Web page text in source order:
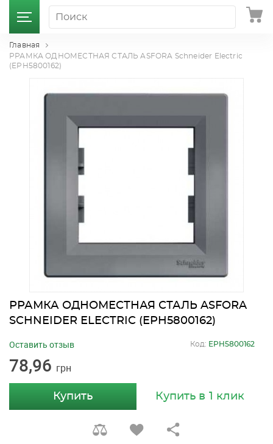
Главная
РРАМКА ОДНОМЕСТНАЯ СТАЛЬ ASFORA Schneider Electric
(EPH5800162)
РРАМКА ОДНОМЕСТНАЯ СТАЛЬ ASFORA
SCHNEIDER ELECTRIC (EPH5800162)
78,96 грн
Оставить отзыв Код: EPH5800162
Купить Купить в 1 клик